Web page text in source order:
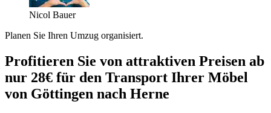
Nicol Bauer
Planen Sie Ihren Umzug organisiert.
Profitieren Sie von attraktiven Preisen ab
nur 28€ für den Transport Ihrer Möbel
von Göttingen nach Herne